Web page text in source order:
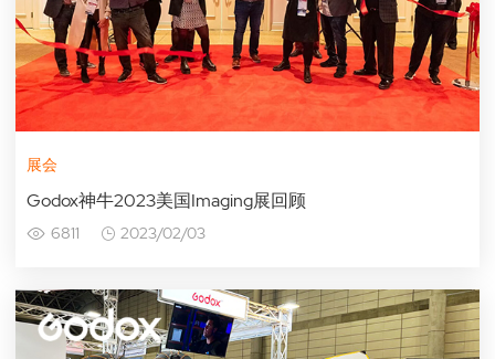
展会
Godox神牛2023美国Imaging展回顾
6811 2023/02/03